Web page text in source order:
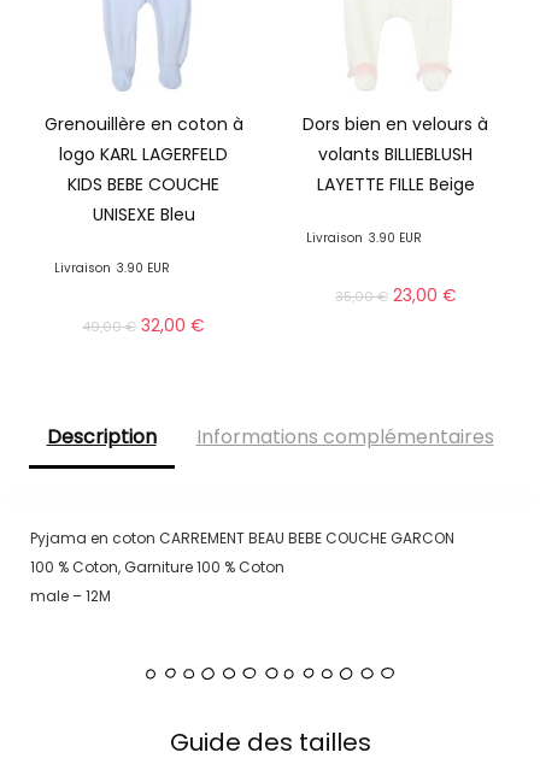
Grenouillère en coton à
logo KARL LAGERFELD
KIDS BEBE COUCHE
UNISEXE Bleu
Livraison 3.90 EUR
49,00€ 32,00€
Dors bien en velours à
volants BILLIEBLUSH
LAYETTE FILLE Beige
Livraison 3.90 EUR
35,00€ 23,00 €
Description Informations complémentaires
Pyjama en coton CARREMENT BEAU BEBE COUCHE GARCON
100 % Coton, Garniture 100 % Coton
male – 12M
Guide des tailles